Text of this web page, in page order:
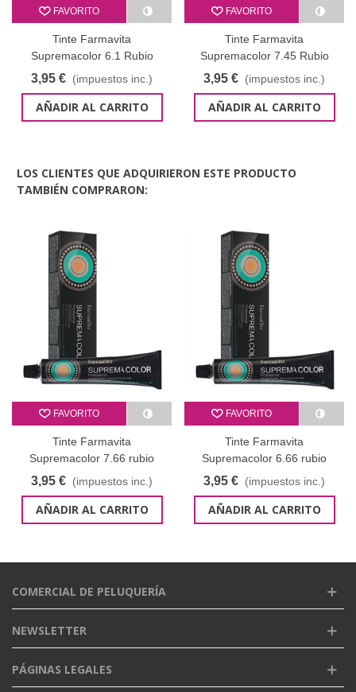
FAVORITO
Tinte Farmavita
Supremacolor 6.1 Rubio
Oscuro Ceniza 60 ml
3,95 € (impuestos inc.)
AÑADIR AL CARRITO
FAVORITO
Tinte Farmavita
Supremacolor 7.45 Rubio
Cobre caoba 60 ml
3,95 € (impuestos inc.)
AÑADIR AL CARRITO
LOS CLIENTES QUE ADQUIRIERON ESTE PRODUCTO
TAMBIÉN COMPRARON:
FAVORITO
Tinte Farmavita
Supremacolor 7.66 rubio
medio rojo intenso 60 ml
3,95 € (impuestos inc.)
AÑADIR AL CARRITO
FAVORITO
Tinte Farmavita
Supremacolor 6.66 rubio
oscuro rojo intenso 60 ml
3,95 € (impuestos inc.)
AÑADIR AL CARRITO
COMERCIAL DE PELUQUERÍA
NEWSLETTER
PÁGINAS LEGALES